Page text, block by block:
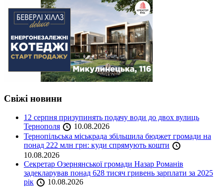
Свіжі новини
12 серпня призупинять подачу води до двох вулиць
Тернополя
10.08.2026
Тернопільська міськрада збільшила бюджет громади на
понад 222 млн грн: куди спрямують кошти
10.08.2026
Секретар Озернянської громади Назар Романів
задекларував понад 628 тисяч гривень зарплати за 2025
рік
10.08.2026